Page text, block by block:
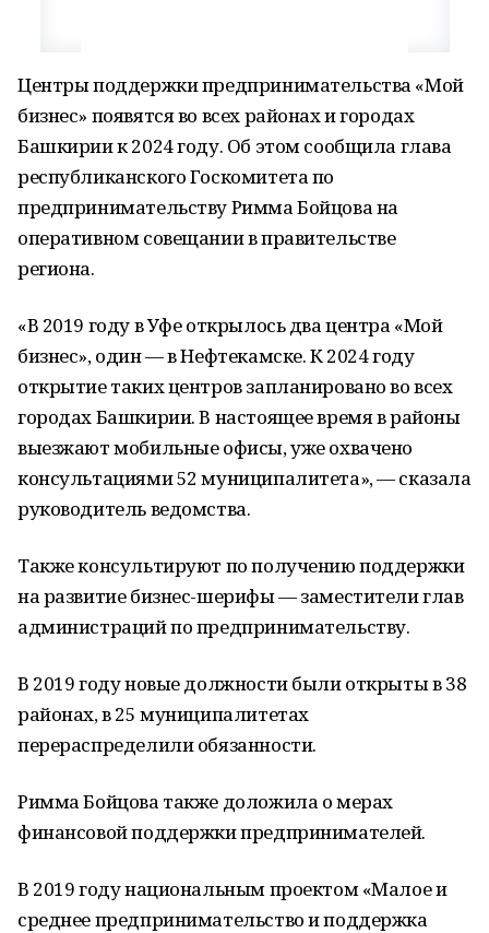
Центры поддержки предпринимательства «Мой
бизнес» появятся во всех районах и городах
Башкирии к 2024 году. Об этом сообщила глава
республиканского Госкомитета по
предпринимательству Римма Бойцова на
оперативном совещании в правительстве
региона.
«В 2019 году в Уфе открылось два центра «Мой
бизнес», один — в Нефтекамске. К 2024 году
открытие таких центров запланировано во всех
городах Башкирии. В настоящее время в районы
выезжают мобильные офисы, уже охвачено
консультациями 52 муниципалитета», — сказала
руководитель ведомства.
Также консультируют по получению поддержки
на развитие бизнес-шерифы — заместители глав
администраций по предпринимательству.
В 2019 году новые должности были открыты в 38
районах, в 25 муниципалитетах
перераспределили обязанности.
Римма Бойцова также доложила о мерах
финансовой поддержки предпринимателей.
В 2019 году национальным проектом «Малое и
среднее предпринимательство и поддержка